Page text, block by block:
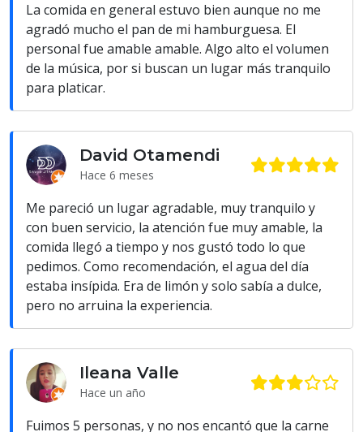
La comida en general estuvo bien aunque no me
agradó mucho el pan de mi hamburguesa. El
personal fue amable amable. Algo alto el volumen
de la música, por si buscan un lugar más tranquilo
para platicar.
David Otamendi
Hace 6 meses
Me pareció un lugar agradable, muy tranquilo y
con buen servicio, la atención fue muy amable, la
comida llegó a tiempo y nos gustó todo lo que
pedimos. Como recomendación, el agua del día
estaba insípida. Era de limón y solo sabía a dulce,
pero no arruina la experiencia.
Ileana Valle
Hace un año
Fuimos 5 personas, y no nos encantó que la carne